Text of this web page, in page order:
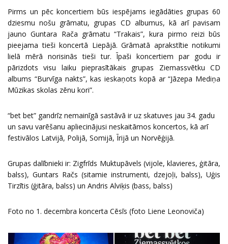
Pirms un pēc koncertiem būs iespējams iegādāties grupas 60
dziesmu nošu grāmatu, grupas CD albumus, kā arī pavisam
jauno Guntara Rača grāmatu “Trakais”, kura pirmo reizi būs
pieejama tieši koncertā Liepājā. Grāmatā aprakstītie notikumi
lielā mērā norisinās tieši tur. Īpaši koncertiem par godu ir
pārizdots visu laiku pieprasītākais grupas Ziemassvētku CD
albums “Burvīga nakts”, kas ieskaņots kopā ar “Jāzepa Mediņa
Mūzikas skolas zēnu kori”.
“bet bet” gandrīz nemainīgā sastāvā ir uz skatuves jau 34. gadu
un savu varēšanu apliecinājusi neskaitāmos koncertos, kā arī
festivālos Latvijā, Polijā, Somijā, Īrijā un Norvēģijā.
Grupas dalībnieki ir: Zigfrīds Muktupāvels (vijole, klavieres, ģitāra,
balss), Guntars Račs (sitamie instrumenti, dzejoļi, balss), Uģis
Tirzītis (ģitāra, balss) un Andris Alviķis (bass, balss)
Foto no 1. decembra koncerta Cēsīs (foto Liene Leonoviča)